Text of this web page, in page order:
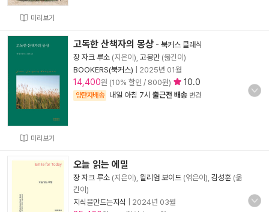
미리보기
미리보기
고독한 산책자의 몽상 - 북커스 클래식
장 자크 루소 (지은이), 고봉만(옮긴이)
BOOKERS(북커스)
2025년 01월
14,400원 (10% 할인 / 800원) 10.0
양탄자배송 내일 아침 7시 출근전 배송 변경
오늘 읽는 에밀
장 자크 루소 (지은이), 윌리엄 보이드 (엮은이), 김성훈 (옮
긴이)
지식을만드는지식
2024년 03월